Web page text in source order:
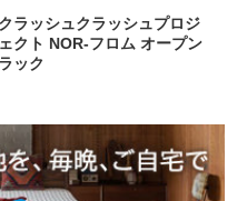
クラッシュクラッシュプロジ
ェクト NOR-フロム オープン
ラック